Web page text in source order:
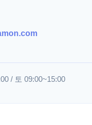
/ 토 09:00~15:00